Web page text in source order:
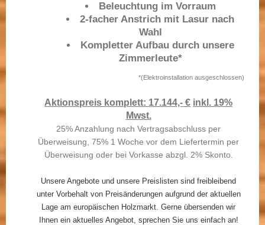
Beleuchtung im Vorraum
2-facher Anstrich mit Lasur nach
Wahl
Kompletter Aufbau durch unsere
Zimmerleute*
*(Elektroinstallation ausgeschlossen)
Aktionspreis komplett: 17.144,- € inkl. 19%
Mwst.
25% Anzahlung nach Vertragsabschluss per
Überweisung, 75% 1 Woche vor dem Liefertermin per
Überweisung oder bei Vorkasse abzgl. 2% Skonto.
Unsere Angebote und unsere Preislisten sind freibleibend
unter Vorbehalt von Preisänderungen aufgrund der aktuellen
Lage am europäischen Holzmarkt. Gerne übersenden wir
Ihnen ein aktuelles Angebot, sprechen Sie uns einfach an!